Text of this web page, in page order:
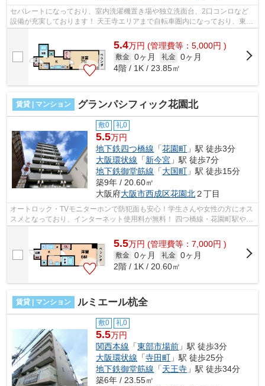
セパレートになっており、室内洗濯機置き場や独立洗面台、2口コンロなど
設備が充実しております！ 天王寺エリアまで自転車圏内になっており、東部
市場駅まですぐの立地です！スーパー...
5.4万円 (管理費等：5,000円 )
敷金 0ヶ月 礼金 0ヶ月
4階 / 1K / 23.85㎡
賃貸 | マンション グランパシフィック花園北
敷0 礼0
5.5万円
地下鉄四つ橋線 「花園町 」駅 徒歩3分
大阪環状線 「新今宮 」駅 徒歩7分
地下鉄御堂筋線 「大国町 」駅 徒歩15分
築9年 / 20.60㎡
大阪府大阪市西成区花園北２丁目
オートロック・TVモニターホンで防犯面も安心！学生さんや女性の方にオス
スメとなっており、インターネット使用料が無料！ 四つ橋線・花園町駅や御
5.5万円 (管理費等：7,000円 )
敷金 0ヶ月 礼金 0ヶ月
2階 / 1K / 20.60㎡
賃貸 | マンション ルミエール杭全
敷0 礼0
5.5万円
関西本線 「東部市場前 」駅 徒歩3分
大阪環状線 「寺田町 」駅 徒歩25分
地下鉄御堂筋線 「天王寺 」駅 徒歩34分
築6年 / 23.55㎡